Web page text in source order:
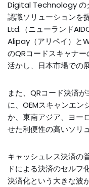
Digital Technology の
認識ソリューション
Ltd.（ニューランド
Alipay（アリペイ）と
のQRコードスキャナ
活かし、日本市場での
また、QRコード決済
に、OEMスキャンエン
か、東南アジア、ヨー
せた利便性の高いソリ
キャッシュレス決済の
ドによる決済のセルフ
決済化という大きな波